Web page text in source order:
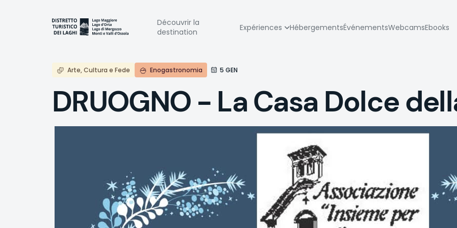
Navigazione
principale
Découvrir la
destination
Expériences HébergementsÉvénementsWebcamsEbooks
Arte, Cultura e Fede Enogastronomia 5 GEN
DRUOGNO - La Casa Dolce